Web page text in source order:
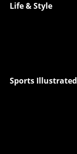
Life & Style
Sports Illustrated